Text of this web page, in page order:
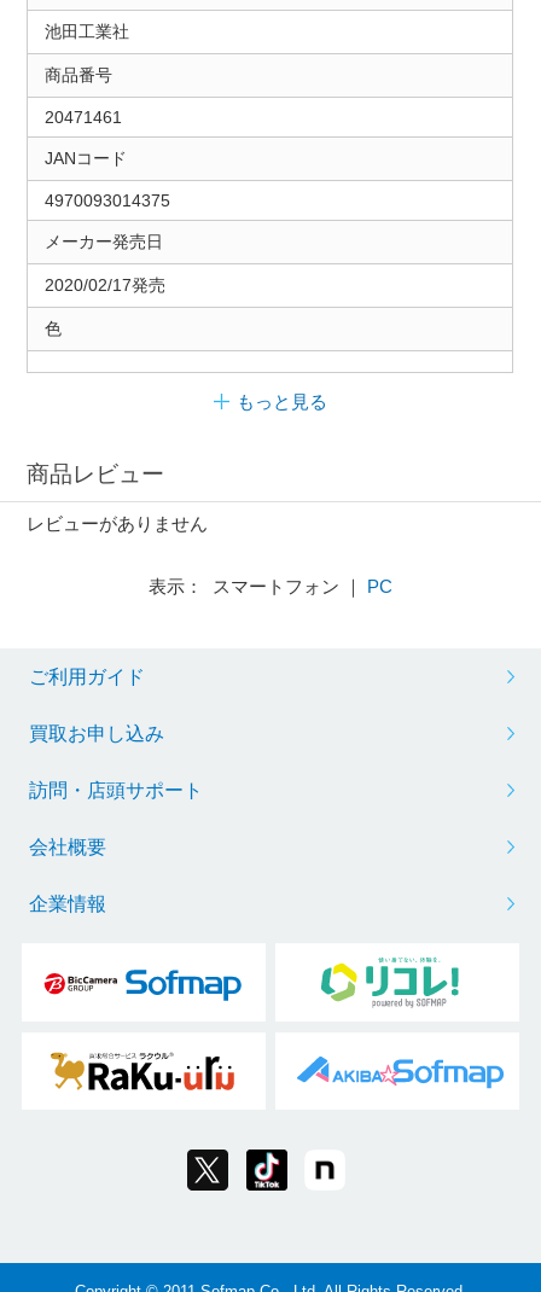
池田工業社
商品番号
20471461
JANコード
4970093014375
メーカー発売日
2020/02/17発売
色
もっと見る
商品レビュー
レビューがありません
表示： スマートフォン ｜ PC
ご利用ガイド
買取お申し込み
訪問・店頭サポート
会社概要
企業情報